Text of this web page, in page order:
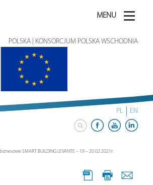
MENU
POLSKA | KONSORCJUM POLSKA WSCHODNIA
PL EN
SMART BUILDING LEVANTE – 19 – 20.02.2021r.